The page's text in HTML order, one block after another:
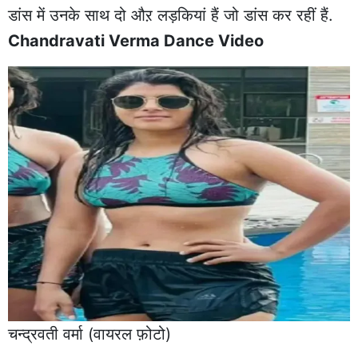
डांस में उनके साथ दो औऱ लड़कियां हैं जो डांस कर रहीं हैं.
Chandravati Verma Dance Video
चन्द्रवती वर्मा (वायरल फ़ोटो)